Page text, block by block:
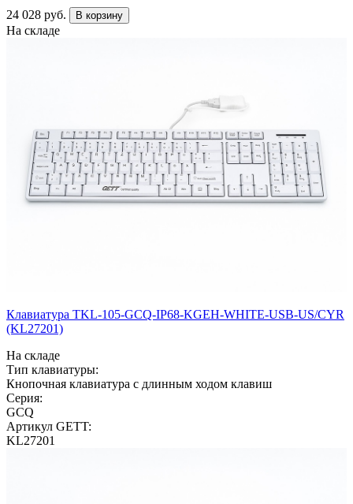
24 028 руб. В корзину
На складе
Клавиатура TKL-105-GCQ-IP68-KGEH-WHITE-USB-US/CYR
(KL27201)
На складе
Тип клавиатуры:
Кнопочная клавиатура с длинным ходом клавиш
Серия:
GCQ
Артикул GETT:
KL27201